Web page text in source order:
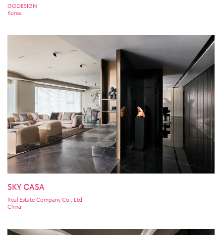
GODESIGN
Korea
SKY CASA
Real Estate Company Co., Ltd.
China